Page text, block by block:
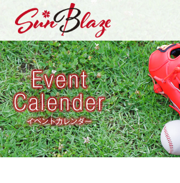
content